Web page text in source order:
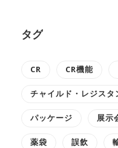
タグ
CR CR機能
チャイルド・レジスタ
パッケージ 展示
薬袋 誤飲